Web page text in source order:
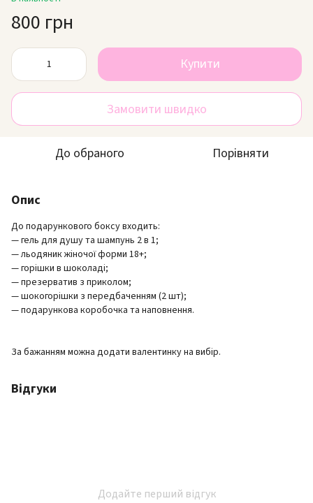
800 грн
Купити
Замовити швидко
До обраного Порівняти
Опис
До подарункового боксу входить:
— гель для душу та шампунь 2 в 1;
— льодяник жіночої форми 18+;
— горішки в шоколаді;
— презерватив з приколом;
— шокогорішки з передбаченням (2 шт);
— подарункова коробочка та наповнення.
За бажанням можна додати валентинку на вибір.
Відгуки
Додайте перший відгук